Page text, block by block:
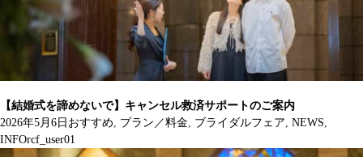
【結婚式を諦めないで】キャンセル救済サポートのご案内
2026年5月6日 おすすめ プラン／料金 ブライダルフェア NEWS
INFOrcf_user01